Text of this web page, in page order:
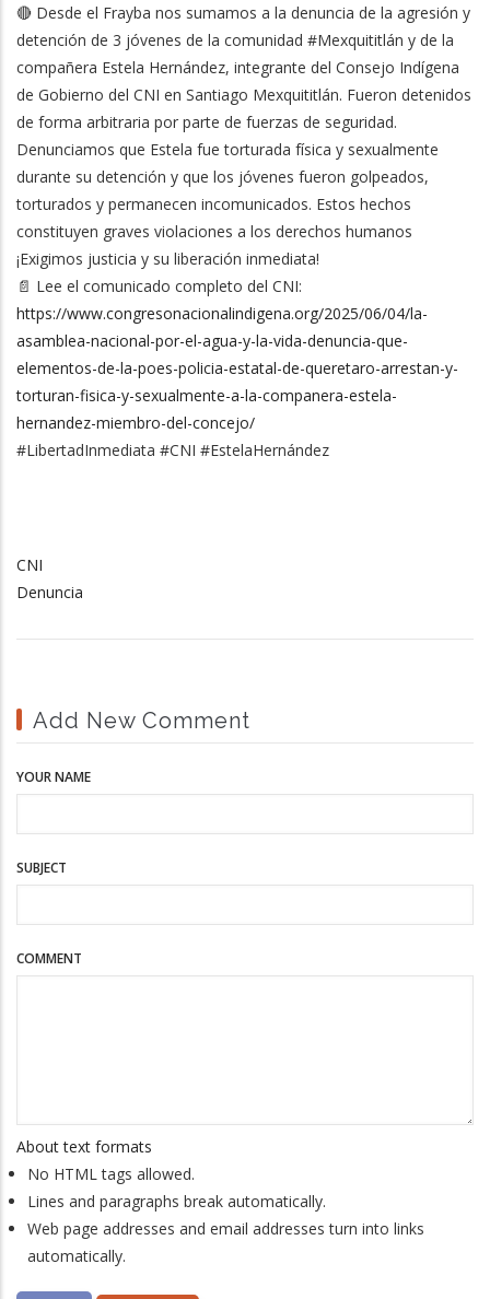
🔴 Desde el Frayba nos sumamos a la denuncia de la agresión y
detención de 3 jóvenes de la comunidad #Mexquititlán y de la
compañera Estela Hernández, integrante del Consejo Indígena
de Gobierno del CNI en Santiago Mexquititlán. Fueron detenidos
de forma arbitraria por parte de fuerzas de seguridad.
Denunciamos que Estela fue torturada física y sexualmente
durante su detención y que los jóvenes fueron golpeados,
torturados y permanecen incomunicados. Estos hechos
constituyen graves violaciones a los derechos humanos
¡Exigimos justicia y su liberación inmediata!
📄 Lee el comunicado completo del CNI:
https://www.congresonacionalindigena.org/2025/06/04/la-
asamblea-nacional-por-el-agua-y-la-vida-denuncia-que-
elementos-de-la-poes-policia-estatal-de-queretaro-arrestan-y-
torturan-fisica-y-sexualmente-a-la-companera-estela-
hernandez-miembro-del-concejo/
#LibertadInmediata #CNI #EstelaHernández
CNI
Denuncia
Add New Comment
YOUR NAME
SUBJECT
COMMENT
About text formats
No HTML tags allowed.
Lines and paragraphs break automatically.
Web page addresses and email addresses turn into links
automatically.